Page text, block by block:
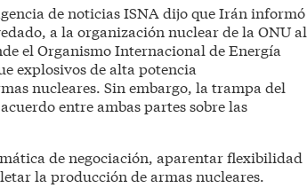
de noticias ISNA dijo que Irán informó
a la organización nuclear de la ONU al
el Organismo Internacional de Energía
explosivos de alta potencia
nucleares. Sin embargo, la trampa del
entre ambas partes sobre las
de negociación, aparentar flexibilidad
la producción de armas nucleares.